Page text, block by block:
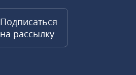
Подписаться
на рассылку